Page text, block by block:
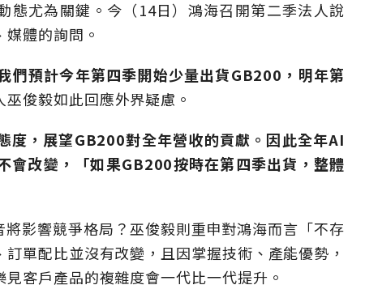
態尤為關鍵。今（14日）鴻海召開第二季法人說
體的詢問。
們預計今年第四季開始少量出貨GB200，明年第
俊毅如此回應外界疑慮。
度，展望GB200對全年營收的貢獻。因此全年AI
會改變，「如果GB200按時在第四季出貨，整體
影響競爭格局？巫俊毅則重申對鴻海而言「不存
單配比並沒有改變，且因掌握技術、產能優勢，
客戶產品的複雜度會一代比一代提升。